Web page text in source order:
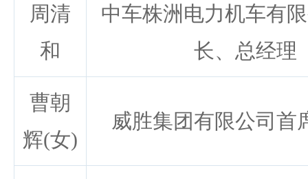
周清
和
中车株洲电力机车有
长、总经理
曹朝
辉(女)
威胜集团有限公司首